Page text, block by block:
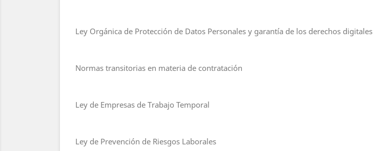
Ley Orgánica de Protección de Datos Personales y garantía de los derechos digitales
Normas transitorias en materia de contratación
Ley de Empresas de Trabajo Temporal
Ley de Prevención de Riesgos Laborales